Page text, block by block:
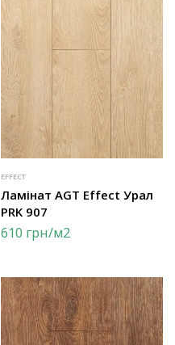
EFFECT
Ламінат AGT Effect Урал
PRK 907
610 грн/м2